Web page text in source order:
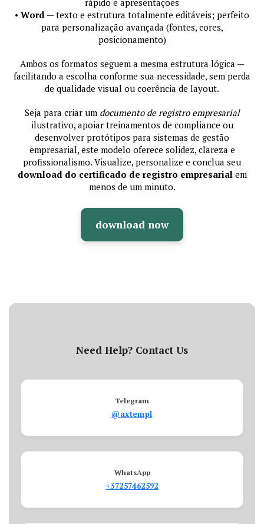
• Word — texto e estrutura totalmente editáveis; perfeito
para personalização avançada (fontes, cores,
posicionamento)
Ambos os formatos seguem a mesma estrutura lógica —
facilitando a escolha conforme sua necessidade, sem perda
de qualidade visual ou coerência de layout.
Seja para criar um documento de registro empresarial
ilustrativo, apoiar treinamentos de compliance ou
desenvolver protótipos para sistemas de gestão
empresarial, este modelo oferece solidez, clareza e
profissionalismo. Visualize, personalize e conclua seu
download do certificado de registro empresarial em
menos de um minuto.
download now
Need Help? Contact Us
Telegram
@axtempl
WhatsApp
+37257462592